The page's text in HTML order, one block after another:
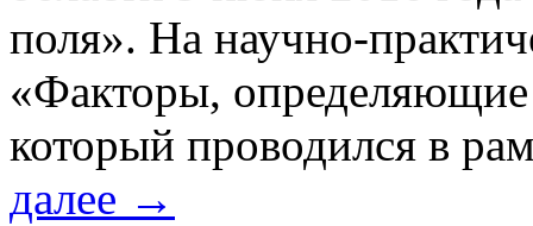
поля». На научно-
«Факторы, определяющие
который проводился в
далее →